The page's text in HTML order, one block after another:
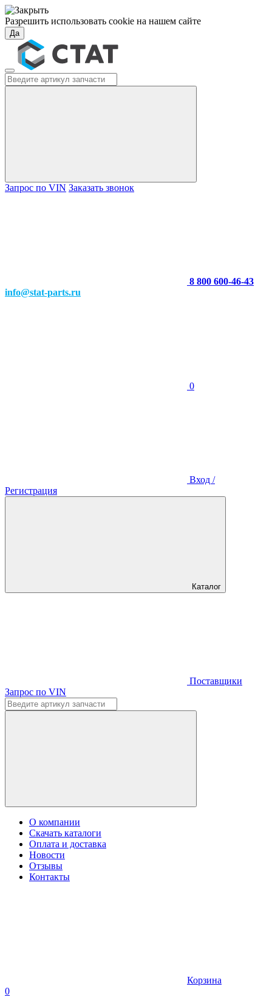
Разрешить использовать cookie на нашем сайте
Да
Запрос по VIN Заказать звонок
8 800 600-46-43
info@stat-parts.ru
0
Вход /
Регистрация
Каталог
Поставщики
Запрос по VIN
О компании
Скачать каталоги
Оплата и доставка
Новости
Отзывы
Контакты
Корзина
0